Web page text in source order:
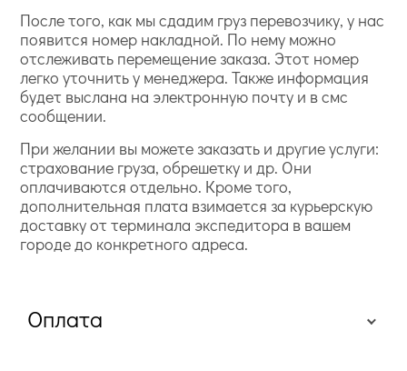
После того, как мы сдадим груз перевозчику, у нас
появится номер накладной. По нему можно
отслеживать перемещение заказа. Этот номер
легко уточнить у менеджера. Также информация
будет выслана на электронную почту и в смс
сообщении.
При желании вы можете заказать и другие услуги:
страхование груза, обрешетку и др. Они
оплачиваются отдельно. Кроме того,
дополнительная плата взимается за курьерскую
доставку от терминала экспедитора в вашем
городе до конкретного адреса.
Оплата